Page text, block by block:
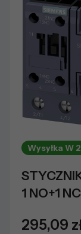
Wysyłka W
1 NO+1
295,09